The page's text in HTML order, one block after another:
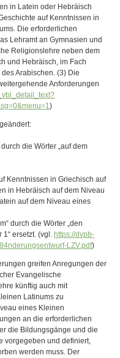
in Latein oder Hebräisch
auf Kenntnissen in
Die erforderlichen
Lehramt an Gymnasien und
Religionslehre neben dem
und Hebräisch, im Fach
Arabischen. (3) Die
Anforderungen
)
die Wörter „auf dem
Kenntnissen in Griechisch auf
in Hebräisch auf dem Niveau
auf dem Niveau eines
durch die Wörter „den
ersetzt. (vgl. https://dvpb-
LZV.pdf)
greifen Anregungen der
Evangelische
künftig auch mit
Latinums zu
eines Kleinen
an die erforderlichen
die Bildungsgänge und die
vorgegeben und definiert,
werden muss. Der